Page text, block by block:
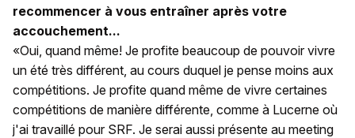
recommencer à vous entraîner après votre
accouchement...
«Oui, quand même! Je profite beaucoup de pouvoir vivre
un été très différent, au cours duquel je pense moins aux
compétitions. Je profite quand même de vivre certaines
compétitions de manière différente, comme à Lucerne où
j'ai travaillé pour SRF. Je serai aussi présente au meeting